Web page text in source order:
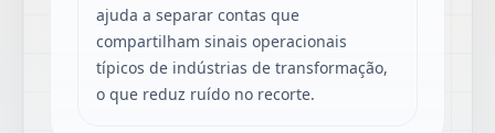
ajuda a separar contas que
compartilham sinais operacionais
típicos de indústrias de transformação,
o que reduz ruído no recorte.